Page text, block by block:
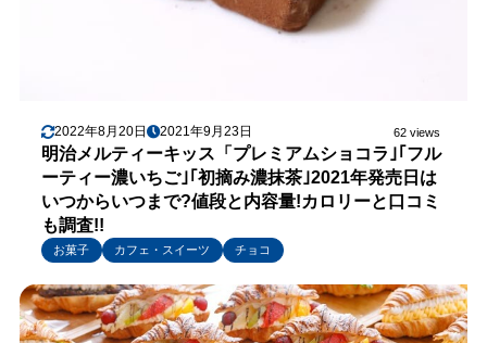
2022年8月20日 2021年9月23日 62 views
明治メルティーキッス「プレミアムショコラ｣｢フル
ーティー濃いちご｣｢初摘み濃抹茶｣2021年発売日は
いつからいつまで?値段と内容量!カロリーと口コミ
も調査!!
お菓子 カフェ・スイーツ チョコ